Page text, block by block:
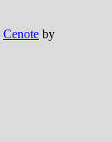
Cenote by